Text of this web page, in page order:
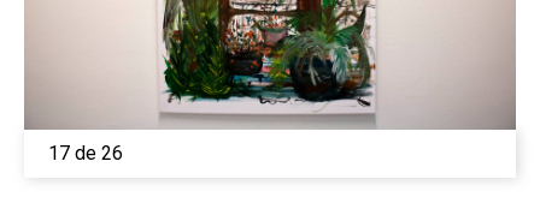
17 de 26
Medio Ambiente
Planeta Rural
Especiales